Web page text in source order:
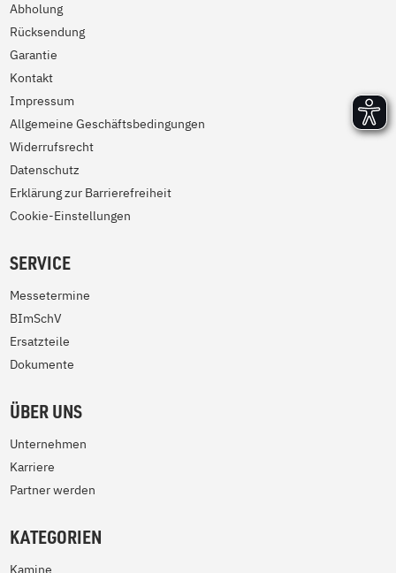
Abholung
Rücksendung
Garantie
Kontakt
Impressum
Allgemeine Geschäftsbedingungen
Widerrufsrecht
Datenschutz
Erklärung zur Barrierefreiheit
Cookie-Einstellungen
SERVICE
Messetermine
BImSchV
Ersatzteile
Dokumente
ÜBER UNS
Unternehmen
Karriere
Partner werden
KATEGORIEN
Kamine